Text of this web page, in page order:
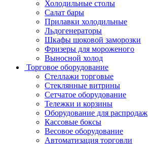
Холодильные столы
Салат бары
Прилавки холодильные
Льдогенераторы
Шкафы шоковой заморозки
Фризеры для мороженого
Выносной холод
Торговое оборудование
Стеллажи торговые
Стеклянные витрины
Сетчатое оборудование
Тележки и корзины
Оборудование для распродаж
Кассовые боксы
Весовое оборудование
Автоматизация торговли